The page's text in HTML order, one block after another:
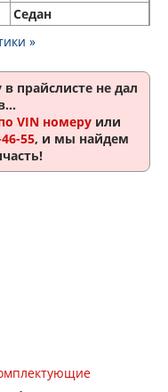
Седан
»
в прайслисте не дал
VIN номеруили
55, и мы найдем